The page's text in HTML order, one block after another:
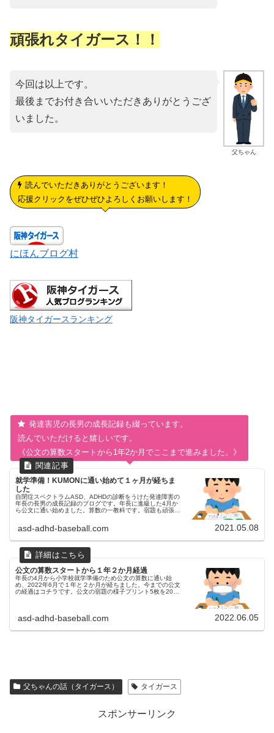
頑張れタイガース！！
父ちゃん
今回は以上です。
最後までお付き合いいただきありがとうござ
いました。
読んでいただきありがとうございます！
応援クリックをぜひぜひよろしくお願いします！
にほんブログ村
阪神タイガースランキング
発達害児の長男の成長記録も綴っています。
読んでいただけると嬉しいです。
《公文の算数スタートから1年2か月でここまで進みました。》
就学準備！KUMONに通い始めて１ヶ月が経ちま
した
自閉症スペクトラムASD、ADHDの診断をうけた発達障害の
年長の長男の成長記録のブログです。年長に進級した4月か
ら公文に通い始めました。算数の一教科です。宿題も頑張っ
ながら就学準備も進めています。
asd-adhd-baseball.com 2021.05.08
公文の算数スタートから１年２か月経過
年長の4月から小学校就学準備のため公文の算数に通い始
め、2022年6月で１年と２か月が経ちました。今までの公文
の経過はコチラです。公文の宿題の様子プリント5枚を20分
asd-adhd-baseball.com 2022.06.05
父ちゃんの話（タイガース） タイガース
スポンサーリンク